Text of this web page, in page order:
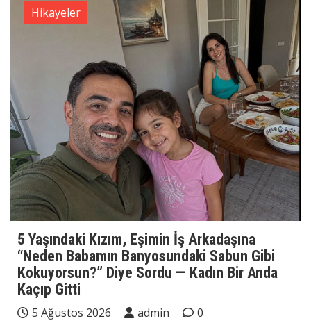
Hikayeler
5 Yaşındaki Kızım, Eşimin İş Arkadaşına
“Neden Babamın Banyosundaki Sabun Gibi
Kokuyorsun?” Diye Sordu — Kadın Bir Anda
Kaçıp Gitti
5 Ağustos 2026 admin
0